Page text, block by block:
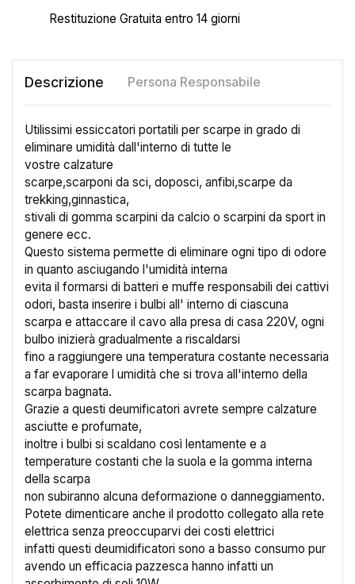
Restituzione Gratuita entro 14 giorni
Descrizione Persona Responsabile
Utilissimi essiccatori portatili per scarpe in grado di
eliminare umidità dall'interno di tutte le
vostre calzature
scarpe,scarponi da sci, doposci, anfibi,scarpe da
trekking,ginnastica,
stivali di gomma scarpini da calcio o scarpini da sport in
genere ecc.
Questo sistema permette di eliminare ogni tipo di odore
in quanto asciugando l'umidità interna
evita il formarsi di batteri e muffe responsabili dei cattivi
odori, basta inserire i bulbi all' interno di ciascuna
scarpa e attaccare il cavo alla presa di casa 220V, ogni
bulbo inizierà gradualmente a riscaldarsi
fino a raggiungere una temperatura costante necessaria
a far evaporare l umidità che si trova all'interno della
scarpa bagnata.
Grazie a questi deumificatori avrete sempre calzature
asciutte e profumate,
inoltre i bulbi si scaldano così lentamente e a
temperature costanti che la suola e la gomma interna
della scarpa
non subiranno alcuna deformazione o danneggiamento.
Potete dimenticare anche il prodotto collegato alla rete
elettrica senza preoccuparvi dei costi elettrici
infatti questi deumidificatori sono a basso consumo pur
avendo un efficacia pazzesca hanno infatti un
Crea lista dei desideri ×
Nome lista dei desideri